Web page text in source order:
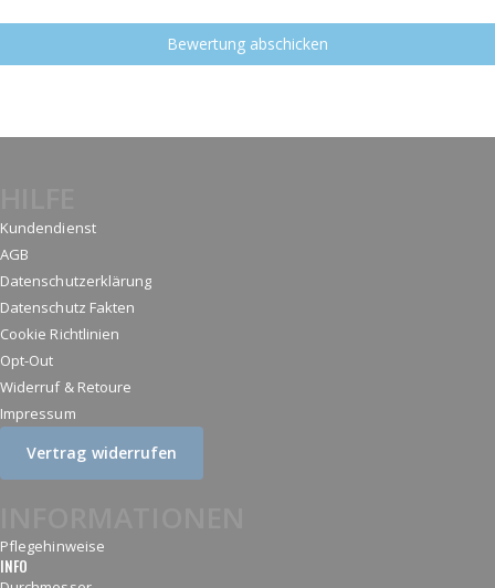
Bewertung abschicken
Kundendienst
AGB
Datenschutzerklärung
Datenschutz Fakten
Cookie Richtlinien
Opt-Out
Widerruf & Retoure
Impressum
Vertrag widerrufen
Pflegehinweise
INFO